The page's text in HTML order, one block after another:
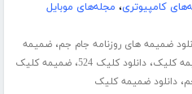
کامپیوتری، مجله‌های موبایل
ضمیمه های روزنامه جام جم،ضمیمه
کلیک،دانلود کلیک 524 ،ضمیمه کلیک
،دانلود ضمیمه کلیک